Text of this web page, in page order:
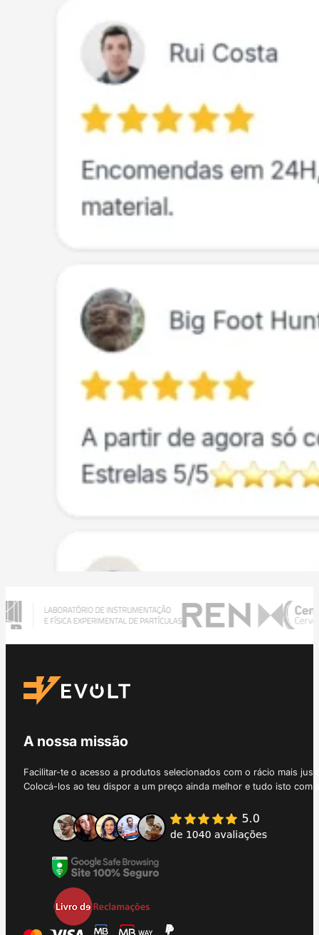
A nossa missão
Facilitar-te o acesso a produtos selecionados com o rácio mais
Colocá-los ao teu dispor a um preço ainda melhor e tudo isto